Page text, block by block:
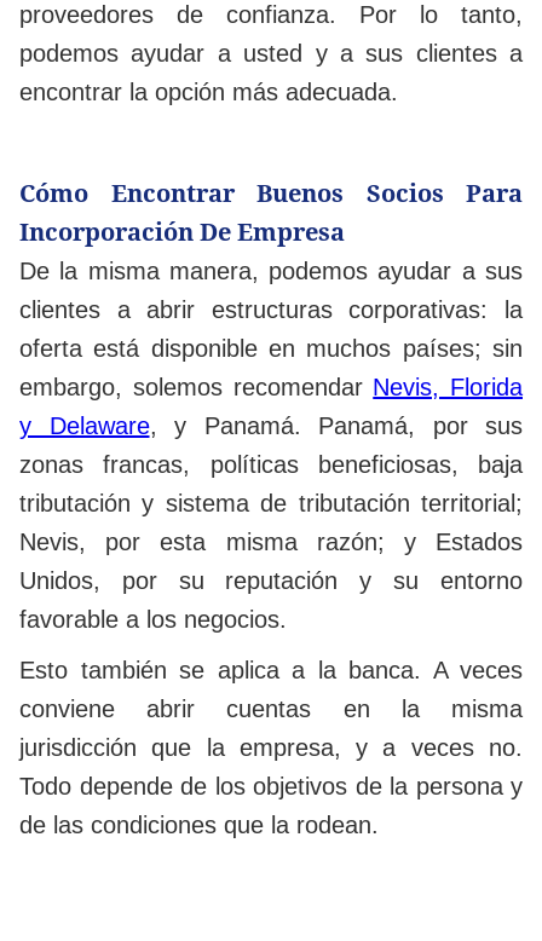
proveedores de confianza. Por lo tanto,
podemos ayudar a usted y a sus clientes a
encontrar la opción más adecuada.
Cómo Encontrar Buenos Socios Para
Incorporación De Empresa
De la misma manera, podemos ayudar a sus
clientes a abrir estructuras corporativas: la
oferta está disponible en muchos países; sin
embargo, solemos recomendar Nevis, Florida
y Delaware, y Panamá. Panamá, por sus
zonas francas, políticas beneficiosas, baja
tributación y sistema de tributación territorial;
Nevis, por esta misma razón; y Estados
Unidos, por su reputación y su entorno
favorable a los negocios.
Esto también se aplica a la banca. A veces
conviene abrir cuentas en la misma
jurisdicción que la empresa, y a veces no.
Todo depende de los objetivos de la persona y
de las condiciones que la rodean.